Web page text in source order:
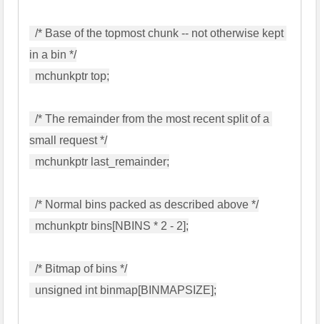
  /* Base of the topmost chunk -- not otherwise kept
in a bin */
  /* The remainder from the most recent split of a
small request */
  /* Normal bins packed as described above */
  /* Bitmap of bins */